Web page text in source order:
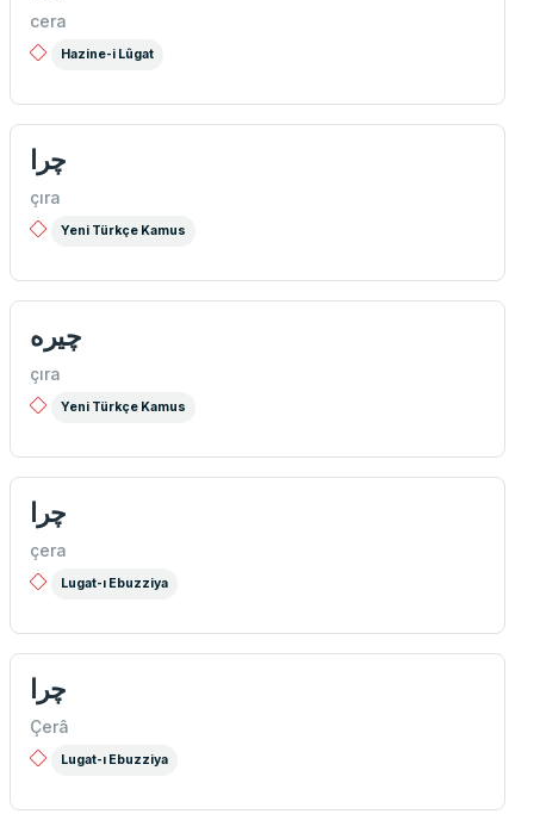
cera
Hazine-i Lûgat
چرا
çıra
Yeni Türkçe Kamus
چيره
çıra
Yeni Türkçe Kamus
چرا
çera
Lugat-ı Ebuzziya
چرا
Çerâ
Lugat-ı Ebuzziya